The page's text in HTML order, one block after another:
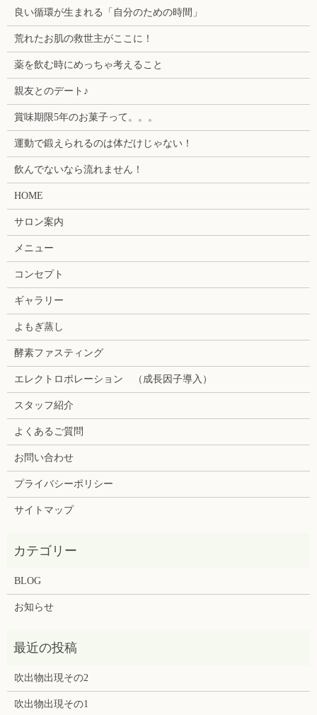
良い循環が生まれる「自分のための時間」
荒れたお肌の救世主がここに！
薬を飲む時にめっちゃ考えること
親友とのデート♪
賞味期限5年のお菓子って。。。
運動で鍛えられるのは体だけじゃない！
飲んでないなら流れません！
HOME
サロン案内
メニュー
コンセプト
ギャラリー
よもぎ蒸し
酵素ファスティング
エレクトロポレーション （成長因子導入）
スタッフ紹介
よくあるご質問
お問い合わせ
プライバシーポリシー
サイトマップ
BLOG
お知らせ
吹出物出現その2
吹出物出現その1